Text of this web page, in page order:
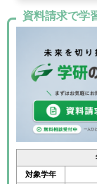
資料請求で学
対象学年